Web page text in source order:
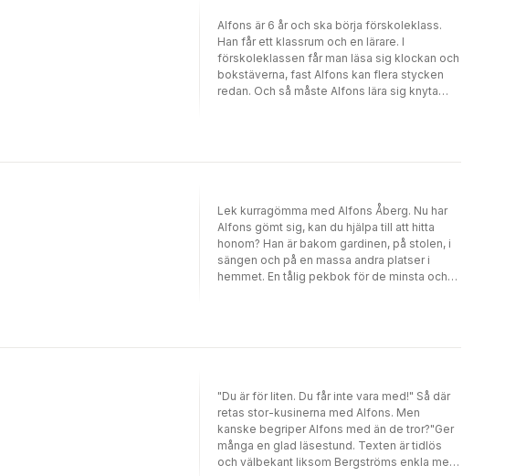
Alfons är 6 år och ska börja förskoleklass.
Han får ett klassrum och en lärare. I
förskoleklassen får man läsa sig klockan och
bokstäverna, fast Alfons kan flera stycken
redan. Och så måste Alfons lära sig knyta
på.Efter Gunilla Bergströms bokfigur Alfons
Åberg.
Lek kurragömma med Alfons Åberg. Nu har
Alfons gömt sig, kan du hjälpa till att hitta
honom? Han är bakom gardinen, på stolen, i
sängen och på en massa andra platser i
hemmet. En tålig pekbok för de minsta och
"Du är för liten. Du får inte vara med!" Så där
retas stor-kusinerna med Alfons. Men
kanske begriper Alfons med än de tror?"Ger
många en glad läsestund. Texten är tidlös
och välbekant liksom Bergströms enkla men